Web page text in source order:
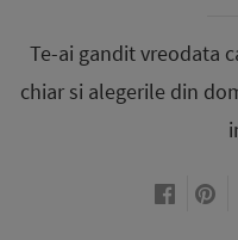
Te-ai gandit vreodata
chiar si alegerile din